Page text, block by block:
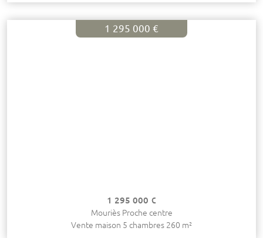
1 295 000 €
1 295 000 €
Mouriès Proche centre
Vente maison 5 chambres 260 m²